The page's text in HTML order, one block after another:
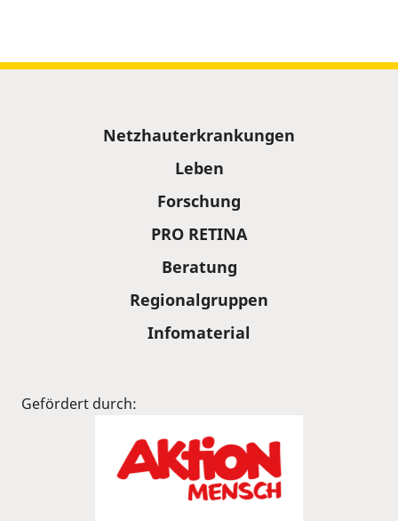
Netzhauterkrankungen
Leben
Forschung
PRO RETINA
Beratung
Regionalgruppen
Infomaterial
Gefördert durch: